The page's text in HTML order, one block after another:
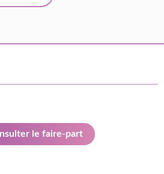
le faire-part